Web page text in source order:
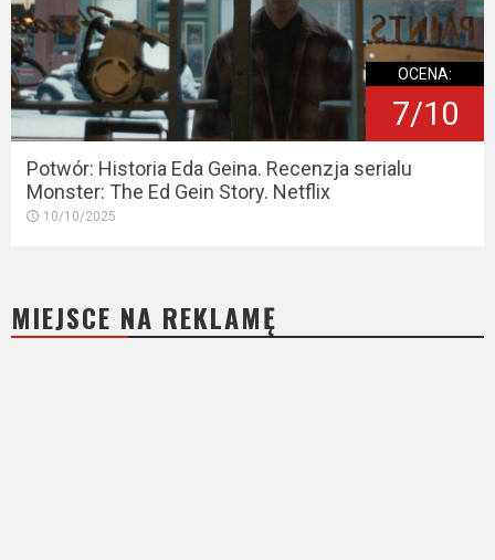
OCENA:
7/10
Potwór: Historia Eda Geina. Recenzja serialu
Monster: The Ed Gein Story. Netflix
10/10/2025
MIEJSCE NA REKLAMĘ